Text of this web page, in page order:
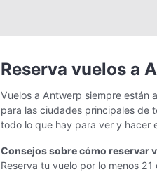
Reserva vuelos a
Vuelos a Antwerp siempre están
para las ciudades principales de
todo lo que hay para ver y hacer
Consejos sobre cómo reservar
Reserva tu vuelo por lo menos